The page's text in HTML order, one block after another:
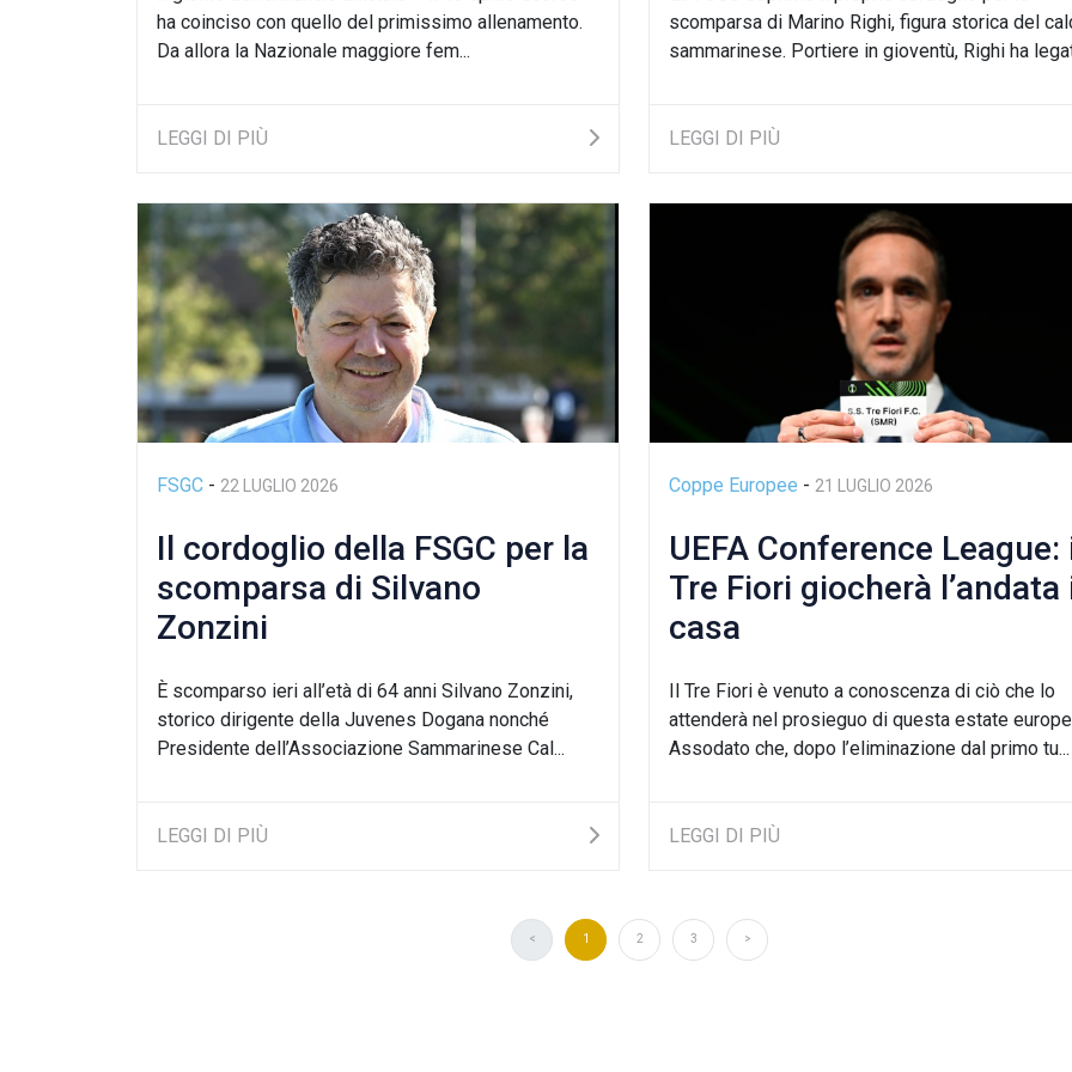
gruppo”
ha coinciso con quello del primissimo allenamento.
Da allora la Nazionale maggiore fem...
LEGGI DI PIÙ
scomparsa di Marino Righi, figura storica del
sammarinese. Portiere in gioventù, Righi ha
LEGGI DI PIÙ
FSGC - 22 LUGLIO 2026
Il cordoglio della FSGC per la
scomparsa di Silvano
Zonzini
È scomparso ieri all’età di 64 anni Silvano Zonzini,
storico dirigente della Juvenes Dogana nonché
Presidente dell’Associazione Sammarinese Cal...
LEGGI DI PIÙ
Coppe Europee - 21 LUGLIO 2026
UEFA Conference League:
Tre Fiori giocherà l’andata
casa
Il Tre Fiori è venuto a conoscenza di ciò che lo
attenderà nel prosieguo di questa estate
Assodato che, dopo l’eliminazione dal primo tu...
LEGGI DI PIÙ
< 1 2 3 >